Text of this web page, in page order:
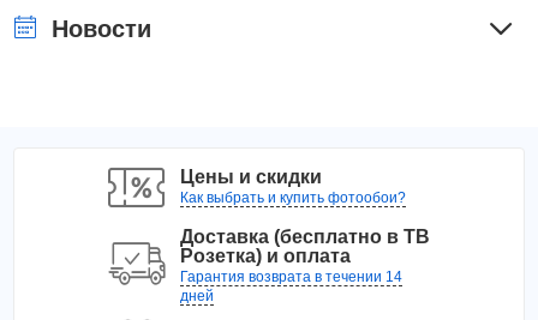
Новости
Цены и скидки
Как выбрать и купить фотообои?
Доставка (бесплатно в ТВ
Розетка) и оплата
Гарантия возврата в течении 14
дней